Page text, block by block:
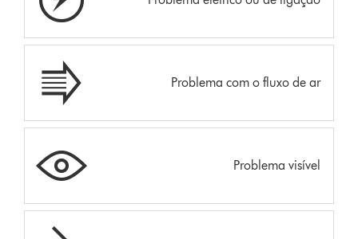
Problema com o fluxo de ar
Problema visível